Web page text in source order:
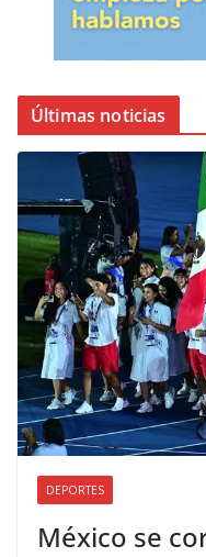
Últimas noticias
DEPORTES
México se